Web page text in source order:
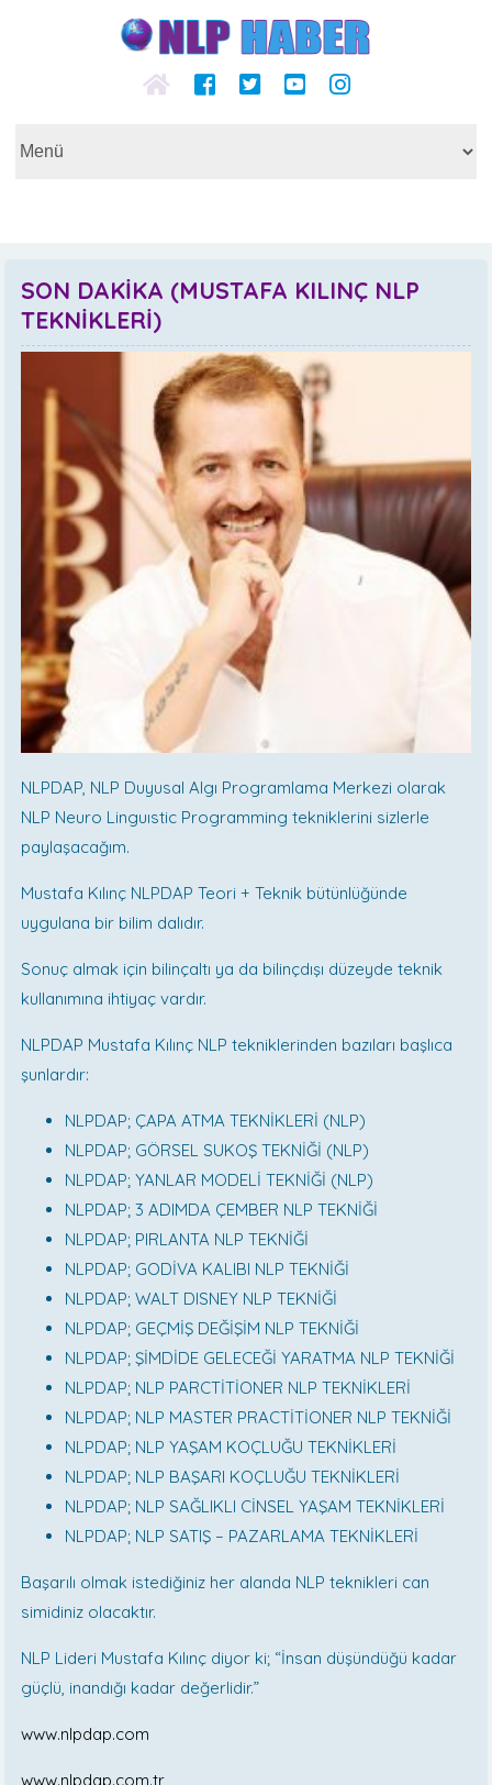
SON DAKİKA (MUSTAFA KILINÇ NLP
TEKNİKLERİ)
NLPDAP, NLP Duyusal Algı Programlama Merkezi olarak
NLP Neuro Linguıstic Programming tekniklerini sizlerle
paylaşacağım.
Mustafa Kılınç NLPDAP Teori + Teknik bütünlüğünde
uygulana bir bilim dalıdır.
Sonuç almak için bilinçaltı ya da bilinçdışı düzeyde teknik
kullanımına ihtiyaç vardır.
NLPDAP Mustafa Kılınç NLP tekniklerinden bazıları başlıca
şunlardır:
NLPDAP; ÇAPA ATMA TEKNİKLERİ (NLP)
NLPDAP; GÖRSEL SUKOŞ TEKNİĞİ (NLP)
NLPDAP; YANLAR MODELİ TEKNİĞİ (NLP)
NLPDAP; 3 ADIMDA ÇEMBER NLP TEKNİĞİ
NLPDAP; PIRLANTA NLP TEKNİĞİ
NLPDAP; GODİVA KALIBI NLP TEKNİĞİ
NLPDAP; WALT DISNEY NLP TEKNİĞİ
NLPDAP; GEÇMİŞ DEĞİŞİM NLP TEKNİĞİ
NLPDAP; ŞİMDİDE GELECEĞİ YARATMA NLP TEKNİĞİ
NLPDAP; NLP PARCTİTİONER NLP TEKNİKLERİ
NLPDAP; NLP MASTER PRACTİTİONER NLP TEKNİĞİ
NLPDAP; NLP YAŞAM KOÇLUĞU TEKNİKLERİ
NLPDAP; NLP BAŞARI KOÇLUĞU TEKNİKLERİ
NLPDAP; NLP SAĞLIKLI CİNSEL YAŞAM TEKNİKLERİ
NLPDAP; NLP SATIŞ – PAZARLAMA TEKNİKLERİ
Başarılı olmak istediğiniz her alanda NLP teknikleri can
simidiniz olacaktır.
NLP Lideri Mustafa Kılınç diyor ki; “İnsan düşündüğü kadar
güçlü, inandığı kadar değerlidir.”
www.nlpdap.com
www.nlpdap.com.tr